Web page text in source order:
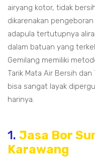
airyang kotor, tidak
dikarenakan
adapula tertutupnya
dalam batuan yang
Gemilang memiliki
Tarik Mata Air Bersih
bisa sangat layak
harinya.
1. Jasa Bor
Karawang